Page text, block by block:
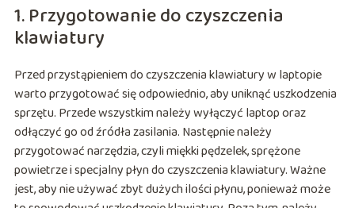
1. Przygotowanie do czyszczenia
klawiatury
Przed przystąpieniem do czyszczenia klawiatury w laptopie
warto przygotować się odpowiednio, aby uniknąć uszkodzenia
sprzętu. Przede wszystkim należy wyłączyć laptop oraz
odłączyć go od źródła zasilania. Następnie należy
przygotować narzędzia, czyli miękki pędzelek, sprężone
powietrze i specjalny płyn do czyszczenia klawiatury. Ważne
jest, aby nie używać zbyt dużych ilości płynu, ponieważ może